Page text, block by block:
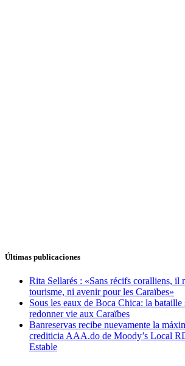
Últimas publicaciones
Rita Sellarés : «Sans récifs coralliens, il
tourisme, ni avenir pour les Caraïbes»
Sous les eaux de Boca Chica: la bataille
redonner vie aux Caraïbes
Banreservas recibe nuevamente la
crediticia AAA.do de Moody’s Local
Estable